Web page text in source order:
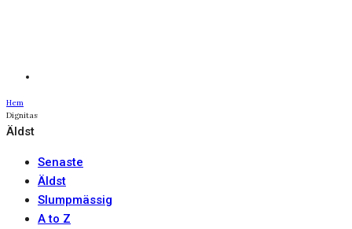
Hem
Dignitas
Äldst
Senaste
Äldst
Slumpmässig
A to Z